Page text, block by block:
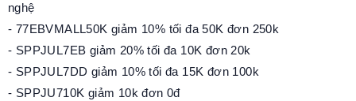
nghệ
- 77EBVMALL50K giảm 10% tối đa 50K đơn 250k
- SPPJUL7EB giảm 20% tối đa 10K đơn 20k
- SPPJUL7DD giảm 10% tối đa 15K đơn 100k
- SPPJU710K giảm 10k đơn 0đ